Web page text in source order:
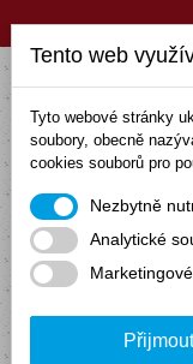
Tento web
Tyto webové stránky
soubory, obecně
cookies souborů pro
Nezbytně
Analytické